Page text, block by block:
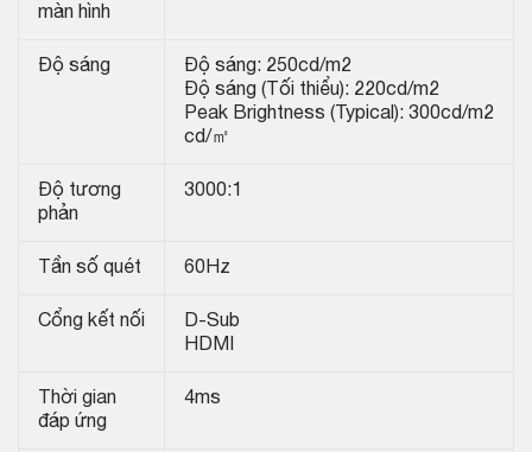
màn hình
Độ sáng
Độ sáng: 250cd/m2
Độ sáng (Tối thiểu): 220cd/m2
Peak Brightness (Typical): 300cd/m2
cd/㎡
Độ tương
phản
3000:1
Tần số quét 60Hz
Cổng kết nối
D-Sub
HDMI
Thời gian
đáp ứng
4ms